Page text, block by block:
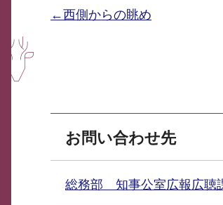
←西側からの眺め
お問い合わせ先
総務部 知事公室広報広